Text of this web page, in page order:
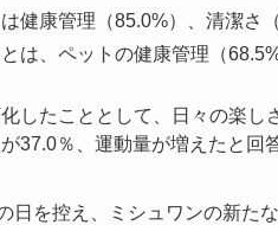
健康管理（85.0%）、清潔さ
は、ペットの健康管理（
したこととして、日々の楽
37.0％、運動量が増えたと回
日を控え、ミシュワンの新た